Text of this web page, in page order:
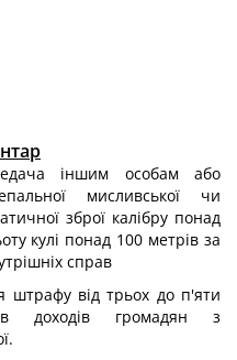
іншим особам або
мисливської чи
зброї калібру понад
кулі понад 100 метрів за
справ
штрафу від трьох до п'яти
доходів громадян з